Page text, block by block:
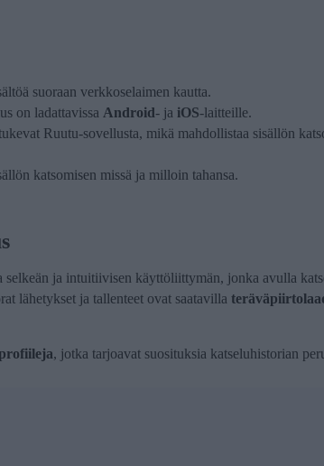
suoraan verkkoselaimen kautta.
on ladattavissa Android- ja iOS-laitteille.
Ruutu-sovellusta, mikä mahdollistaa sisällön
katsomisen missä ja milloin tahansa.
selkeän ja intuitiivisen käyttöliittymän, jonka avulla
lähetykset ja tallenteet ovat saatavilla
, jotka tarjoavat suosituksia katseluhistorian